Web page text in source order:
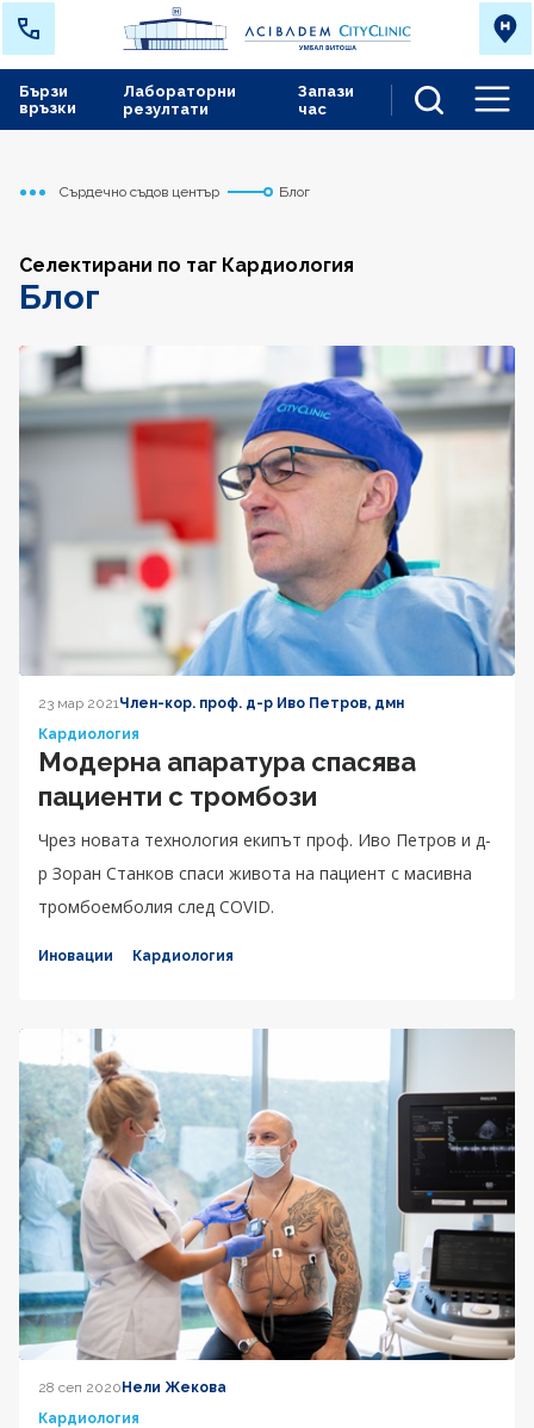
Лабораторни
резултати
Запази
час
Бързи
връзки
Начало
Сърдечно съдов център Блог
Селектирани по таг Кардиология
Блог
23 мар 2021Член-кор. проф. д-р Иво Петров, дмн
Кардиология
Модерна апаратура спасява
пациенти с тромбози
Чрез новата технология екипът проф. Иво Петров и д-
р Зоран Станков спаси живота на пациент с масивна
тромбоемболия след COVID.
Иновации Кардиология
28 сеп 2020Нели Жекова
Кардиология